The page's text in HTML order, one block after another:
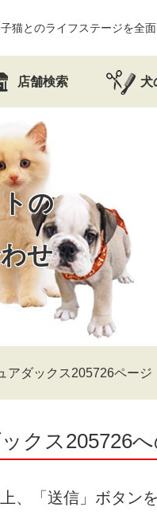
猫とのライフステージを全
店舗検索 犬
の
せ
アダックス205726ページ
クス205726
、「送信」ボタン